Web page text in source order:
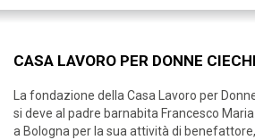
CASA LAVORO PER DONNE
La fondazione della Casa Lavoro per
si deve al padre barnabita Francesco
a Bologna per la sua attività di